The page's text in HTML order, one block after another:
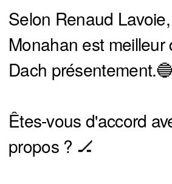
Selon Renaud
Monahan est meilleur
Dach
Êtes-vous d'accord
propos ? 🏒